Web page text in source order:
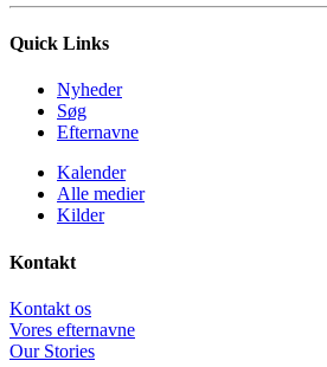
Quick Links
Nyheder
Søg
Efternavne
Kalender
Alle medier
Kilder
Kontakt
Kontakt os
Vores efternavne
Our Stories